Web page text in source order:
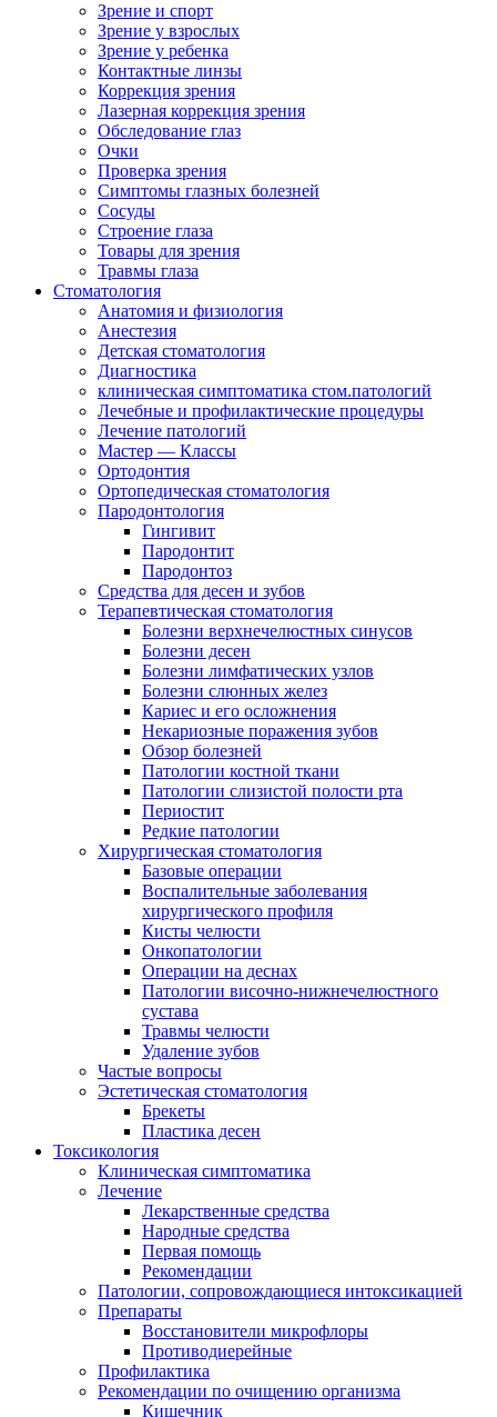
Зрение и спорт
Зрение у взрослых
Зрение у ребенка
Контактные линзы
Коррекция зрения
Лазерная коррекция зрения
Обследование глаз
Очки
Проверка зрения
Симптомы глазных болезней
Сосуды
Строение глаза
Товары для зрения
Травмы глаза
Стоматология
Анатомия и физиология
Анестезия
Детская стоматология
Диагностика
клиническая симптоматика стом.патологий
Лечебные и профилактические процедуры
Лечение патологий
Мастер — Классы
Ортодонтия
Ортопедическая стоматология
Пародонтология
Гингивит
Пародонтит
Пародонтоз
Средства для десен и зубов
Терапевтическая стоматология
Болезни верхнечелюстных синусов
Болезни десен
Болезни лимфатических узлов
Болезни слюнных желез
Кариес и его осложнения
Некариозные поражения зубов
Обзор болезней
Патологии костной ткани
Патологии слизистой полости рта
Периостит
Редкие патологии
Хирургическая стоматология
Базовые операции
Воспалительные заболевания
хирургического профиля
Кисты челюсти
Онкопатологии
Операции на деснах
Патологии височно-нижнечелюстного
сустава
Травмы челюсти
Удаление зубов
Частые вопросы
Эстетическая стоматология
Брекеты
Пластика десен
Токсикология
Клиническая симптоматика
Лечение
Лекарственные средства
Народные средства
Первая помощь
Рекомендации
Патологии, сопровождающиеся интоксикацией
Препараты
Восстановители микрофлоры
Противодиерейные
Профилактика
Рекомендации по очищению организма
Кишечник